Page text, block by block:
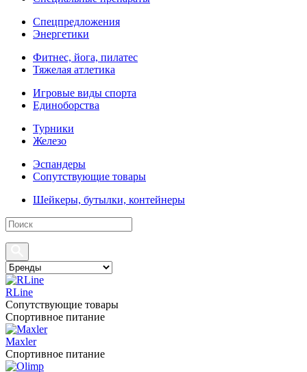
Спецпредложения
Энергетики
Фитнес, йога, пилатес
Тяжелая атлетика
Игровые виды спорта
Единоборства
Турники
Железо
Эспандеры
Сопутствующие товары
Шейкеры, бутылки, контейнеры
RLine
Сопутствующие товары
Спортивное питание
Maxler
Спортивное питание